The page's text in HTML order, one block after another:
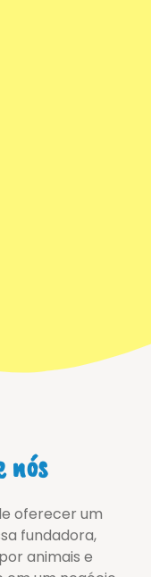
nós
oferecer um
fundadora,
animais e